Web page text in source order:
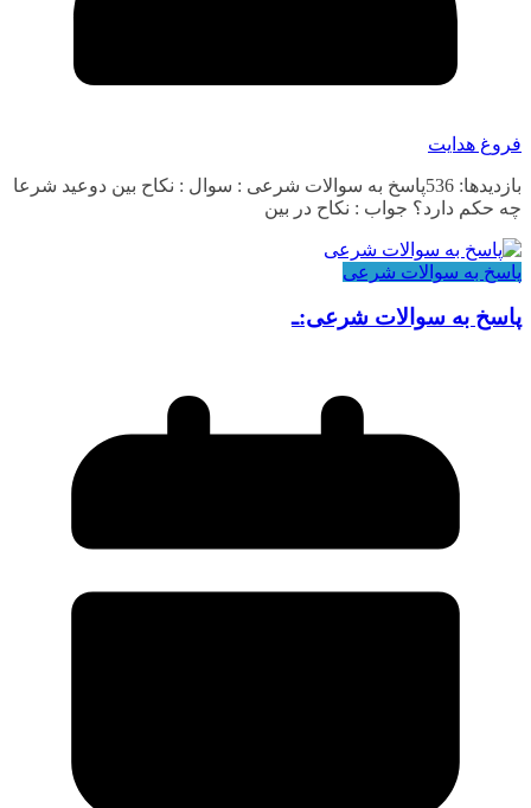
فروغ هدایت
بازدیدها: 536پاسخ به سوالات شرعی : سوال : نکاح بین دوعید شرعا
چه حکم دارد؟ جواب : نکاح در بین
پاسخ به سوالات شرعی
پاسخ به سوالات شرعی:ـ